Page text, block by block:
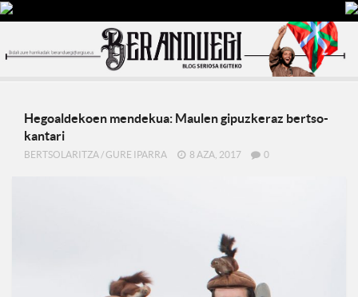
Hegoaldekoen mendekua: Maulen gipuzkeraz bertso-
kantari
BERTSOLARITZA /GURE IPARRA 8 AZA, 2017 0